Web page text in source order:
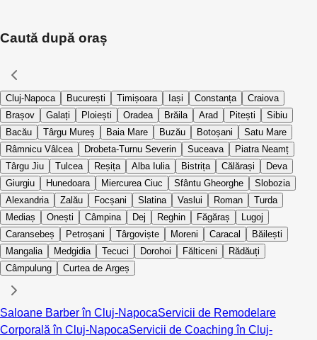
Caută după oraș
Cluj-Napoca București Timișoara Iași Constanța
Craiova
Brașov
Galați Ploiești Oradea Brăila Arad Pitești
Sibiu
Bacău
Târgu Mureș Baia Mare Buzău Botoșani
Satu Mare
Râmnicu Vâlcea
Drobeta-Turnu Severin Suceava
Piatra Neamț
Târgu Jiu
Tulcea Reșița Alba Iulia Bistrița Călărași
Deva
Giurgiu
Hunedoara Miercurea Ciuc Sfântu Gheorghe
Slobozia
Alexandria
Zalău Focșani Slatina Vaslui Roman
Turda
Mediaș
Onești Câmpina Dej Reghin Făgăraș
Lugoj
Caransebeș
Petroșani Târgoviște Moreni Caracal
Băilești
Mangalia
Medgidia Tecuci Dorohoi Fălticeni
Rădăuți
Câmpulung
Curtea de Argeș
Saloane Barber în Cluj-NapocaServicii de Remodelare
Corporală în Cluj-NapocaServicii de Coaching în Cluj-